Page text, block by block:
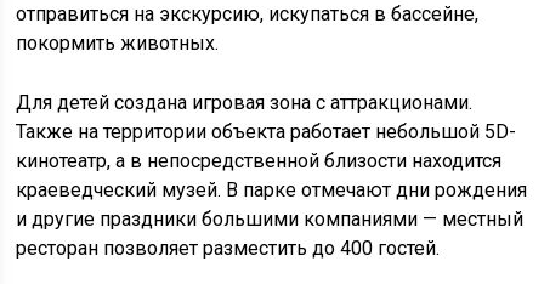
отправиться на экскурсию, искупаться в бассейне,
покормить животных.
Для детей создана игровая зона с аттракционами.
Также на территории объекта работает небольшой 5D-
кинотеатр, а в непосредственной близости находится
краеведческий музей. В парке отмечают дни рождения
и другие праздники большими компаниями — местный
ресторан позволяет разместить до 400 гостей.